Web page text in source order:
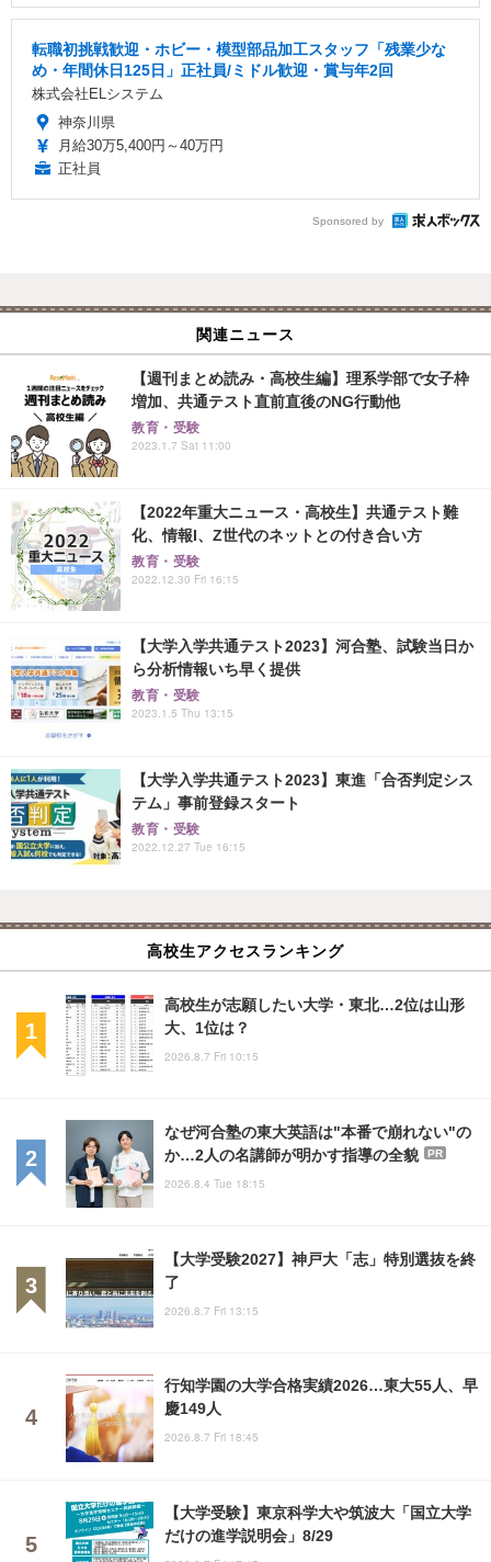
転職初挑戦歓迎・ホビー・模型部品加工スタッフ「残業少な
め・年間休日125日」正社員/ミドル歓迎・賞与年2回
株式会社ELシステム
神奈川県
月給30万5,400円～40万円
正社員
Sponsored by
関連ニュース
【週刊まとめ読み・高校生編】理系学部で女子枠
増加、共通テスト直前直後のNG行動他
教育・受験
2023.1.7 Sat 11:00
【2022年重大ニュース・高校生】共通テスト難
化、情報I、Z世代のネットとの付き合い方
教育・受験
2022.12.30 Fri 16:15
【大学入学共通テスト2023】河合塾、試験当日か
ら分析情報いち早く提供
教育・受験
2023.1.5 Thu 13:15
【大学入学共通テスト2023】東進「合否判定シス
テム」事前登録スタート
教育・受験
2022.12.27 Tue 16:15
高校生アクセスランキング
高校生が志願したい大学・東北…2位は山形
大、1位は？
2026.8.7 Fri 10:15
なぜ河合塾の東大英語は"本番で崩れない"の
か…2人の名講師が明かす指導の全貌
PR
2026.8.4 Tue 18:15
【大学受験2027】神戸大「志」特別選抜を終
了
2026.8.7 Fri 13:15
行知学園の大学合格実績2026…東大55人、早
慶149人
2026.8.7 Fri 18:45
【大学受験】東京科学大や筑波大「国立大学
だけの進学説明会」8/29